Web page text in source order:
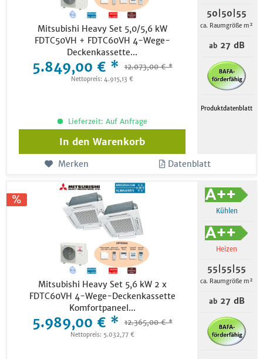
Mitsubishi Heavy Set 5,0/5,6 kW
FDTC50VH + FDTC60VH 4-Wege-
Deckenkassette...
5.849,00 € * 12.073,00 € *
Nettopreis: 4.915,13 €
50|50|55
ca. Raumgröße m²
ab27 dB
Produktdatenblatt
Lieferzeit: Auf Anfrage
In den Warenkorb
Merken Datenblatt
Mitsubishi Heavy Set 5,6 kW 2 x
FDTC60VH 4-Wege-Deckenkassette
Komfortpaneel...
5.989,00 € * 12.365,00 € *
Nettopreis: 5.032,77 €
Kühlen
Heizen
55|55|55
ca. Raumgröße m²
ab27 dB